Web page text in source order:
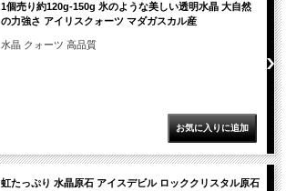
1個売り約120g-150g 氷のような美しい透明水晶 大自然
の力強さ アイリスクォーツ マダガスカル産
水晶 クォーツ 高品質
虹たっぷり 水晶原石 アイスデビル ロッククリスタル原石